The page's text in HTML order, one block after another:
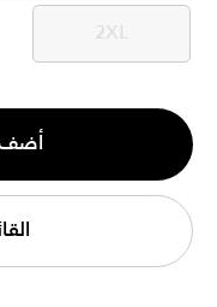
2XL
2XL
الكمية
1
أضف